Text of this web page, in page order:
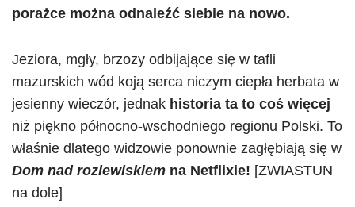
porażce można odnaleźć siebie na nowo.
Jeziora, mgły, brzozy odbijające się w tafli
mazurskich wód koją serca niczym ciepła herbata w
jesienny wieczór, jednak historia ta to coś więcej
niż piękno północno-wschodniego regionu Polski. To
właśnie dlatego widzowie ponownie zagłębiają się w
Dom nad rozlewiskiem na Netflixie! [ZWIASTUN
na dole]